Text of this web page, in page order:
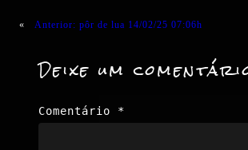
« Anterior: pôr de lua 14/02/25 07:06h
Deixe um
Comentário *